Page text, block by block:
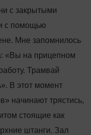
с закрытыми
с помощью
Мне запомнилось
«Вы на прицепном
Трамвай
В этот момент
начинают трястись,
стоящие как
штанги. Зал